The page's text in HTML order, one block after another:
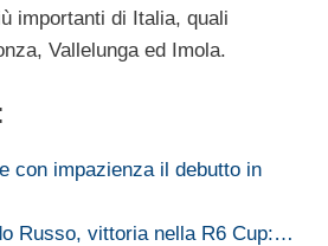
importanti di Italia, quali
Vallelunga ed Imola.
con impazienza il debutto in
Russo, vittoria nella R6 Cup:…